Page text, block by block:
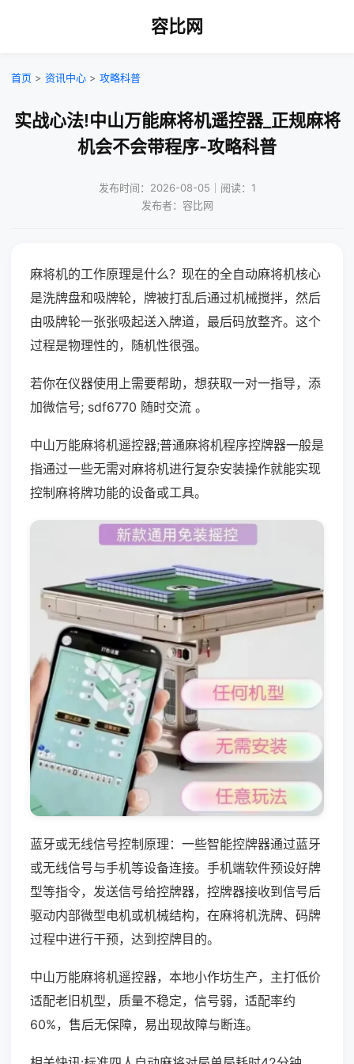
容比网
首页 > 资讯中心 > 攻略科普
实战心法!中山万能麻将机遥控器_正规麻将
机会不会带程序-攻略科普
发布时间：2026-08-05｜阅读：1
发布者：容比网
麻将机的工作原理是什么？现在的全自动麻将机核心
是洗牌盘和吸牌轮，牌被打乱后通过机械搅拌，然后
由吸牌轮一张张吸起送入牌道，最后码放整齐。这个
过程是物理性的，随机性很强。
若你在仪器使用上需要帮助，想获取一对一指导，添
加微信号; sdf6770 随时交流 。
中山万能麻将机遥控器;普通麻将机程序控牌器一般是
指通过一些无需对麻将机进行复杂安装操作就能实现
控制麻将牌功能的设备或工具。
蓝牙或无线信号控制原理：一些智能控牌器通过蓝牙
或无线信号与手机等设备连接。手机端软件预设好牌
型等指令，发送信号给控牌器，控牌器接收到信号后
驱动内部微型电机或机械结构，在麻将机洗牌、码牌
过程中进行干预，达到控牌目的。
中山万能麻将机遥控器，本地小作坊生产，主打低价
适配老旧机型，质量不稳定，信号弱，适配率约
60%，售后无保障，易出现故障与断连。